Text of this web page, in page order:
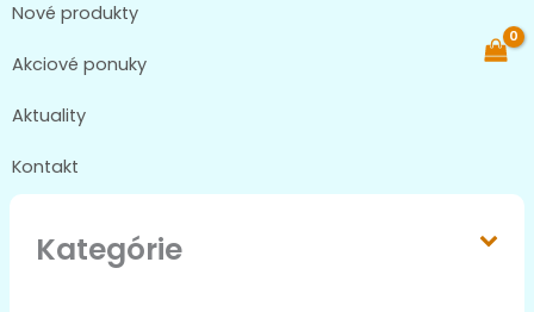
Nové produkty
Akciové ponuky
Aktuality
Kontakt
Kategórie